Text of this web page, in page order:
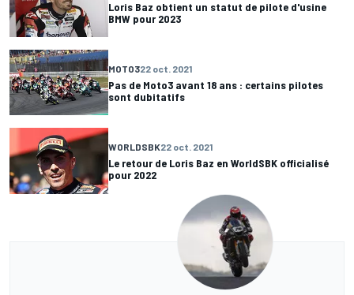
Loris Baz obtient un statut de pilote d'usine
BMW pour 2023
MOTO322 oct. 2021
Pas de Moto3 avant 18 ans : certains pilotes
sont dubitatifs
WORLDSBK22 oct. 2021
Le retour de Loris Baz en WorldSBK officialisé
pour 2022